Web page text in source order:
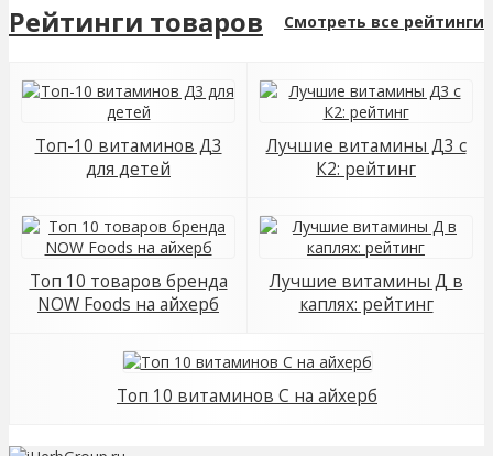
Рейтинги товаров Смотреть все рейтинги
Топ-10 витаминов Д3
для детей
Лучшие витамины Д3 с
К2: рейтинг
Топ 10 товаров бренда
NOW Foods на айхерб
Лучшие витамины Д в
каплях: рейтинг
Топ 10 витаминов С на айхерб